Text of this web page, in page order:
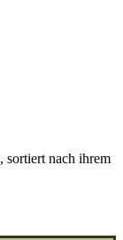
, sortiert nach ihrem